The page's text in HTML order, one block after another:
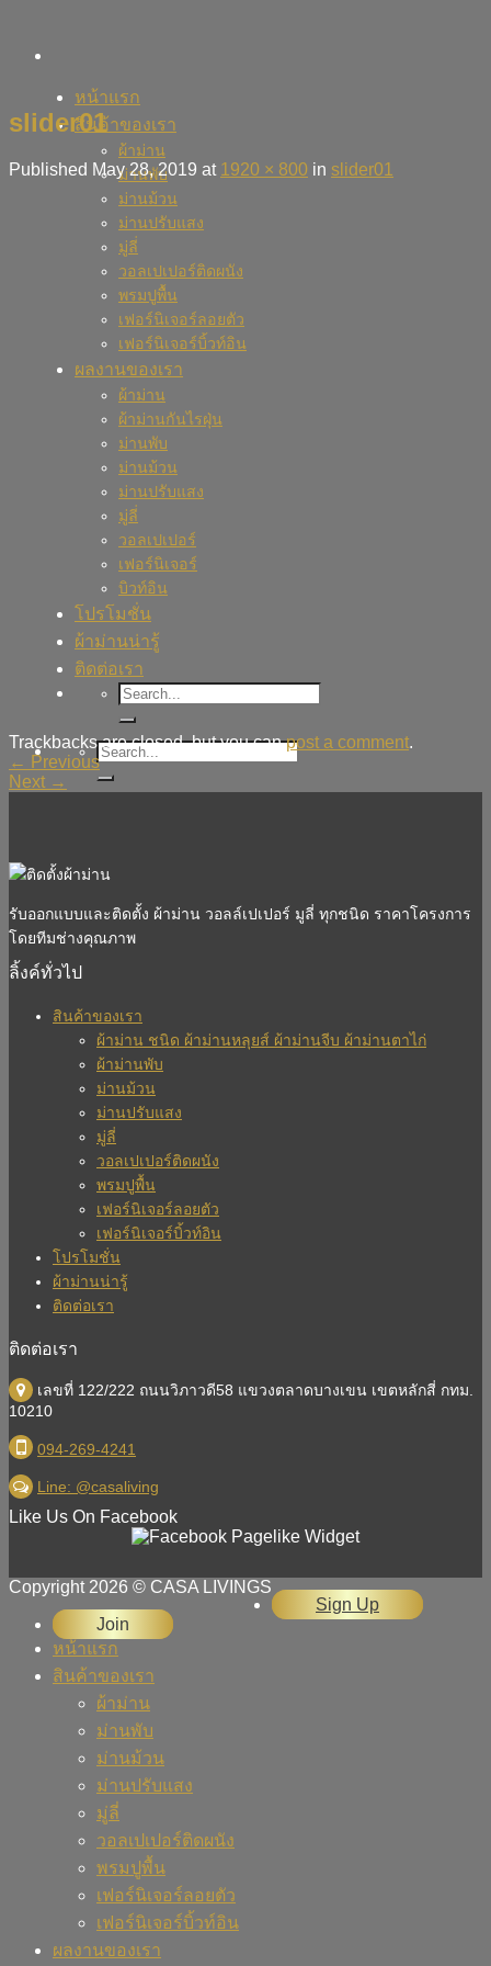
content
หน้าแรก
สินค้าของเรา
ผ้าม่าน
ม่านพับ
ม่านม้วน
ม่านปรับแสง
มู่ลี่
วอลเปเปอร์ติดผนัง
พรมปูพื้น
เฟอร์นิเจอร์ลอยตัว
เฟอร์นิเจอร์บิ้วท์อิน
ผลงานของเรา
ผ้าม่าน
ผ้าม่านกันไรฝุ่น
ม่านพับ
ม่านม้วน
ม่านปรับแสง
มู่ลี่
วอลเปเปอร์
เฟอร์นิเจอร์
บิวท์อิน
โปรโมชั่น
ผ้าม่านน่ารู้
ติดต่อเรา
slider01
Published May 28, 2019 at 1920 × 800 in slider01
Trackbacks are closed, but you canpost a comment.
← Previous
Next →
รับออกแบบและติดตั้ง ผ้าม่าน วอลล์เปเปอร์ มูลี่ ทุกชนิด ราคาโครงการ
โดยทีมช่างคุณภาพ
ลิ้งค์ทั่วไป
สินค้าของเรา
ผ้าม่าน ชนิด ผ้าม่านหลุยส์ ผ้าม่านจีบ ผ้าม่านตาไก่
ผ้าม่านพับ
ม่านม้วน
ม่านปรับแสง
มู่ลี่
วอลเปเปอร์ติดผนัง
พรมปูพื้น
เฟอร์นิเจอร์ลอยตัว
เฟอร์นิเจอร์บิ้วท์อิน
โปรโมชั่น
ผ้าม่านน่ารู้
ติดต่อเรา
ติดต่อเรา
เลขที่ 122/222 ถนนวิภาวดี58 แขวงตลาดบางเขน เขตหลักสี่ กทม.
10210
094-269-4241
Line: @casaliving
Like Us On Facebook
Copyright 2026 © CASA LIVINGS
Sign Up
Join
หน้าแรก
สินค้าของเรา
ผ้าม่าน
ม่านพับ
ม่านม้วน
ม่านปรับแสง
มู่ลี่
วอลเปเปอร์ติดผนัง
พรมปูพื้น
เฟอร์นิเจอร์ลอยตัว
เฟอร์นิเจอร์บิ้วท์อิน
ผลงานของเรา